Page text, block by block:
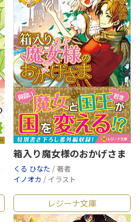
箱入り魔女様のおかげさま
くる ひなた / 著者
イノオカ / イラスト
レジーナ文庫